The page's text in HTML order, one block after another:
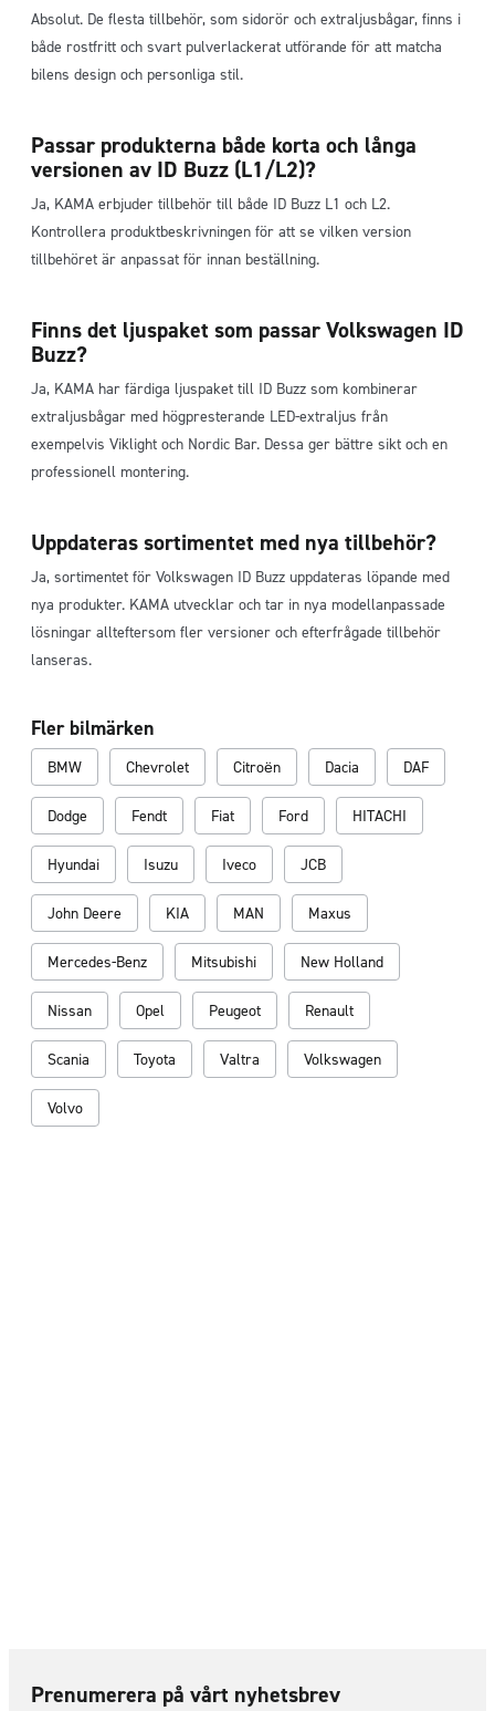
Absolut. De flesta tillbehör, som sidorör och extraljusbågar, finns i
både rostfritt och svart pulverlackerat utförande för att matcha
bilens design och personliga stil.
Passar produkterna både korta och långa
versionen av ID Buzz (L1/L2)?
Ja, KAMA erbjuder tillbehör till både ID Buzz L1 och L2.
Kontrollera produktbeskrivningen för att se vilken version
tillbehöret är anpassat för innan beställning.
Finns det ljuspaket som passar Volkswagen ID
Buzz?
Ja, KAMA har färdiga ljuspaket till ID Buzz som kombinerar
extraljusbågar med högpresterande LED-extraljus från
exempelvis Viklight och Nordic Bar. Dessa ger bättre sikt och en
professionell montering.
Uppdateras sortimentet med nya tillbehör?
Ja, sortimentet för Volkswagen ID Buzz uppdateras löpande med
nya produkter. KAMA utvecklar och tar in nya modellanpassade
lösningar allteftersom fler versioner och efterfrågade tillbehör
lanseras.
Fler bilmärken
BMW Chevrolet Citroën Dacia DAF
Dodge Fendt Fiat Ford HITACHI
Hyundai Isuzu Iveco JCB
John Deere KIA MAN Maxus
Mercedes-Benz Mitsubishi New Holland
Nissan Opel Peugeot Renault
Scania Toyota Valtra Volkswagen
Volvo
Prenumerera på vårt nyhetsbrev